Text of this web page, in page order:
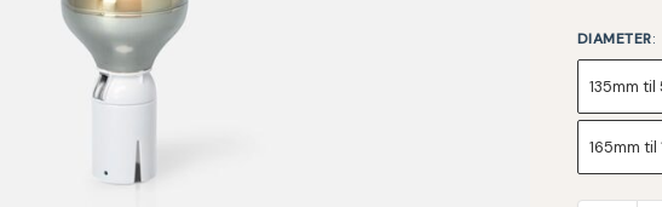
DIAMETER:
135mm
165mm